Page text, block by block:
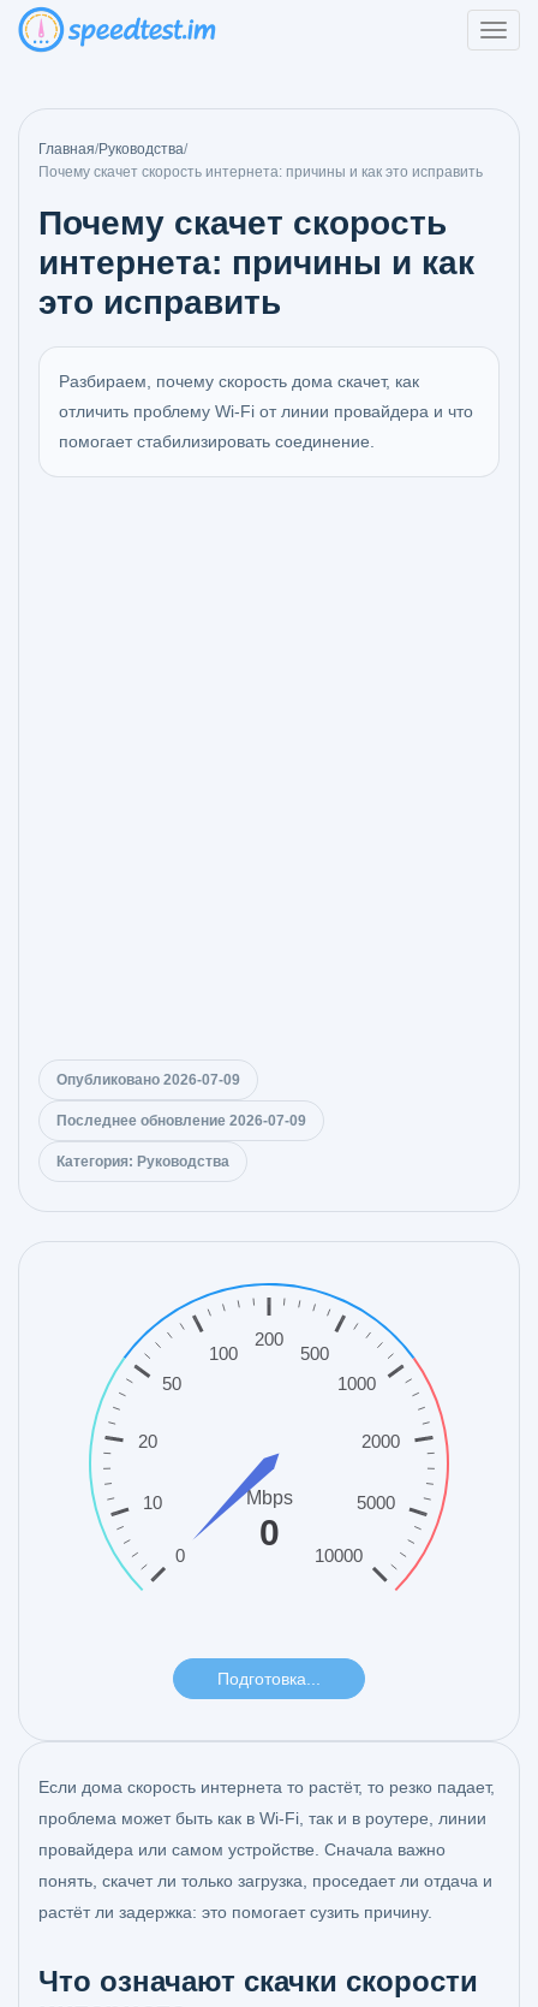
Главная/Руководства/
Почему скачет скорость интернета: причины и как это исправить
Почему скачет скорость
интернета: причины и как
это исправить
Разбираем, почему скорость дома скачет, как
отличить проблему Wi‑Fi от линии провайдера и что
помогает стабилизировать соединение.
Опубликовано 2026-07-09
Последнее обновление 2026-07-09
Категория: Руководства
Если дома скорость интернета то растёт, то резко падает,
проблема может быть как в Wi‑Fi, так и в роутере, линии
провайдера или самом устройстве. Сначала важно
понять, скачет ли только загрузка, проседает ли отдача и
растёт ли задержка: это помогает сузить причину.
Что означают скачки скорости